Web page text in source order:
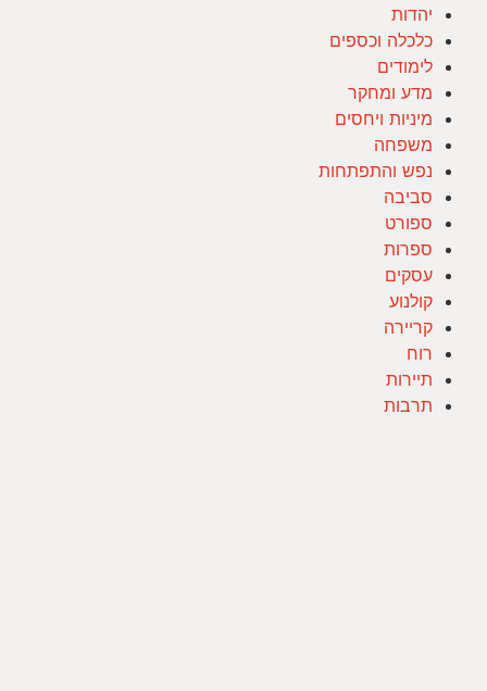
יהדות
כלכלה וכספים
לימודים
מדע ומחקר
מיניות ויחסים
משפחה
נפש והתפתחות
סביבה
ספורט
ספרות
עסקים
קולנוע
קריירה
רוח
תיירות
תרבות